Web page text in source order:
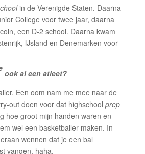
in de Verenigde Staten. Daarna
College voor twee jaar, daarna
een D-2 school. Daarna kwam
IJsland en Denemarken voor
ook al een atleet?
Een oom nam me mee naar de
out doen voor dat highschool prep
hoe groot mijn handen waren en
wel een basketballer maken. In
wennen dat je een bal
vangen, haha.